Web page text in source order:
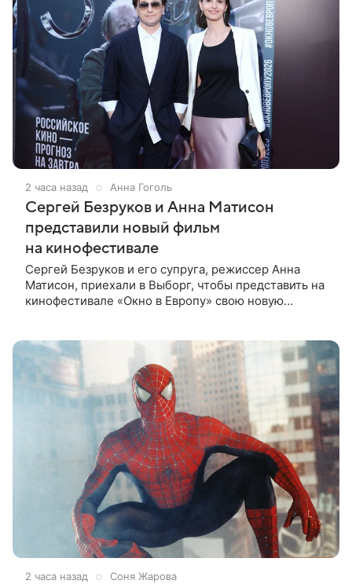
2 часа назад Анна Гоголь
Сергей Безруков и Анна Матисон
представили новый фильм
на кинофестивале
Сергей Безруков и его супруга, режиссер Анна
Матисон, приехали в Выборг, чтобы представить на
кинофестивале «Окно в Европу» свою новую
2 часа назад Соня Жарова